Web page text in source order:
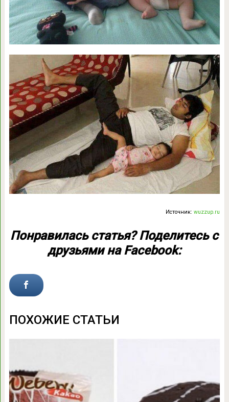
Источник:wuzzup.ru
Понравилась статья? Поделитесь с
друзьями на Facebook:
ПОХОЖИЕ СТАТЬИ